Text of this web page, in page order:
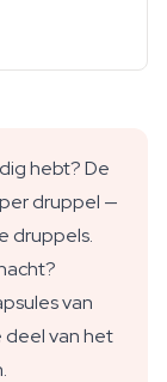
hebt? De
druppel —
druppels.
van
van het